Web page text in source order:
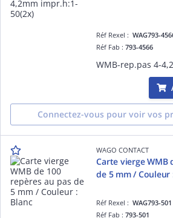
Réf Rexel :WAG793-
Réf Fab :793-4566
Connectez-vous pour voir vos
WAGO CONTACT
Carte vierge WMB
de 5 mm / Couleur
Réf Rexel :WAG793-501
Réf Fab :793-501